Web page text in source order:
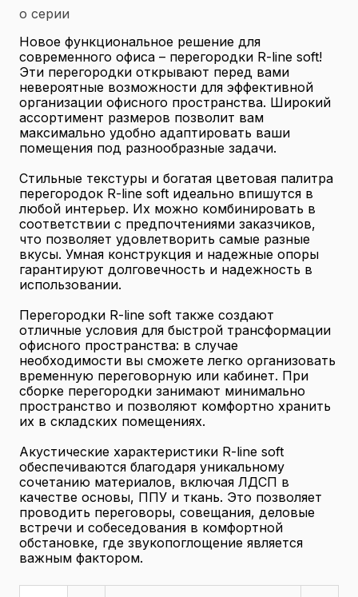
о серии
Новое функциональное решение для
современного офиса – перегородки R-line soft!
Эти перегородки открывают перед вами
невероятные возможности для эффективной
организации офисного пространства. Широкий
ассортимент размеров позволит вам
максимально удобно адаптировать ваши
помещения под разнообразные задачи.
Стильные текстуры и богатая цветовая палитра
перегородок R-line soft идеально впишутся в
любой интерьер. Их можно комбинировать в
соответствии с предпочтениями заказчиков,
что позволяет удовлетворить самые разные
вкусы. Умная конструкция и надежные опоры
гарантируют долговечность и надежность в
использовании.
Перегородки R-line soft также создают
отличные условия для быстрой трансформации
офисного пространства: в случае
необходимости вы сможете легко организовать
временную переговорную или кабинет. При
сборке перегородки занимают минимально
пространство и позволяют комфортно хранить
их в складских помещениях.
Акустические характеристики R-line soft
обеспечиваются благодаря уникальному
сочетанию материалов, включая ЛДСП в
качестве основы, ППУ и ткань. Это позволяет
проводить переговоры, совещания, деловые
встречи и собеседования в комфортной
обстановке, где звукопоглощение является
важным фактором.